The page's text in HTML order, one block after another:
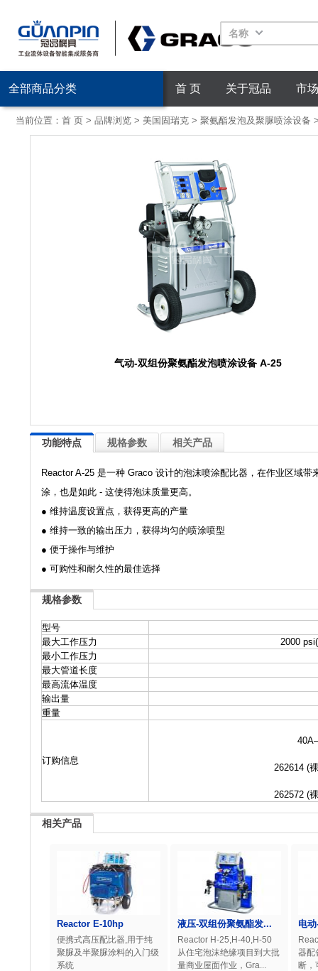
名称
首 页 关于冠品 市
全部商品分类
当前位置： 首 页> 品牌浏览> 美国固瑞克> 聚氨酯发泡及聚脲喷涂设备
气动-双组份聚氨酯发泡喷涂设备 A-25
功能特点 规格参数 相关产品
Reactor A-25 是一种 Graco 设计的泡沫喷涂配比器，在作业区域
涂，也是如此 - 这使得泡沫质量更高。
● 维持温度设置点，获得更高的产量
● 维持一致的输出压力，获得均匀的喷涂喷型
● 便于操作与维护
● 可购性和耐久性的最佳选择
规格参数
型号
最大工作压力
2000
最小工作压力
最大管道长度
最高流体温度
输出量
重量
订购信息
262614 (
262572 (
相关产品
Reactor E-10hp
便携式高压配比器,用于纯
聚脲及半聚脲涂料的入门级
系统
液压-双组份聚氨酯发...
Reactor H-25,H-40,H-50
从住宅泡沫绝缘项目到大批
量商业屋面作业，Gra...
电
器配
断，